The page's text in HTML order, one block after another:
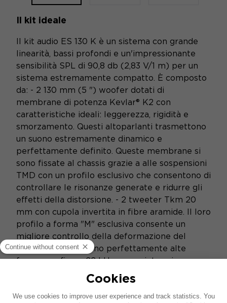
Il kit ideale
Il kit audio ES 130 K è un sistema con grande
linearità, bassi profondi e un'impressionante
sensibilità SPL di 90,8 db (2,83 V/1 m) per un
sistema estremamente compatto. È composto
da: - 2 130 mm (5 ") woofer dotati di
membrane di potenza Kevlar® K2 con
caratteristiche ideali: leggerezza, rigidità e
smorzamento. Questi altoparlanti trasmettono
un suono estremamente dinamico e
perfettamente definito. Queste membrane si
sono fissate al chassis grazie a alle sospensioni
TMD con un profilo esclusivo che consentono di
controllare le risonanze generate e ridurre gli
effetti della distorsione. - 2 tweeter Tkm 20
mm con cupola invertita in fibre aramide. Il loro
profilo a forma "M" esclusiva consente un
migliore controllo della deformazione del
Cupola e riproducono perfettamente alte
frequenze fino a 22 kHz, senza intoppi e
precisamente. I loro crossover compatti sono
veloci sul monte e facili da configurare. I
tweeter sono forniti con vari accessori di